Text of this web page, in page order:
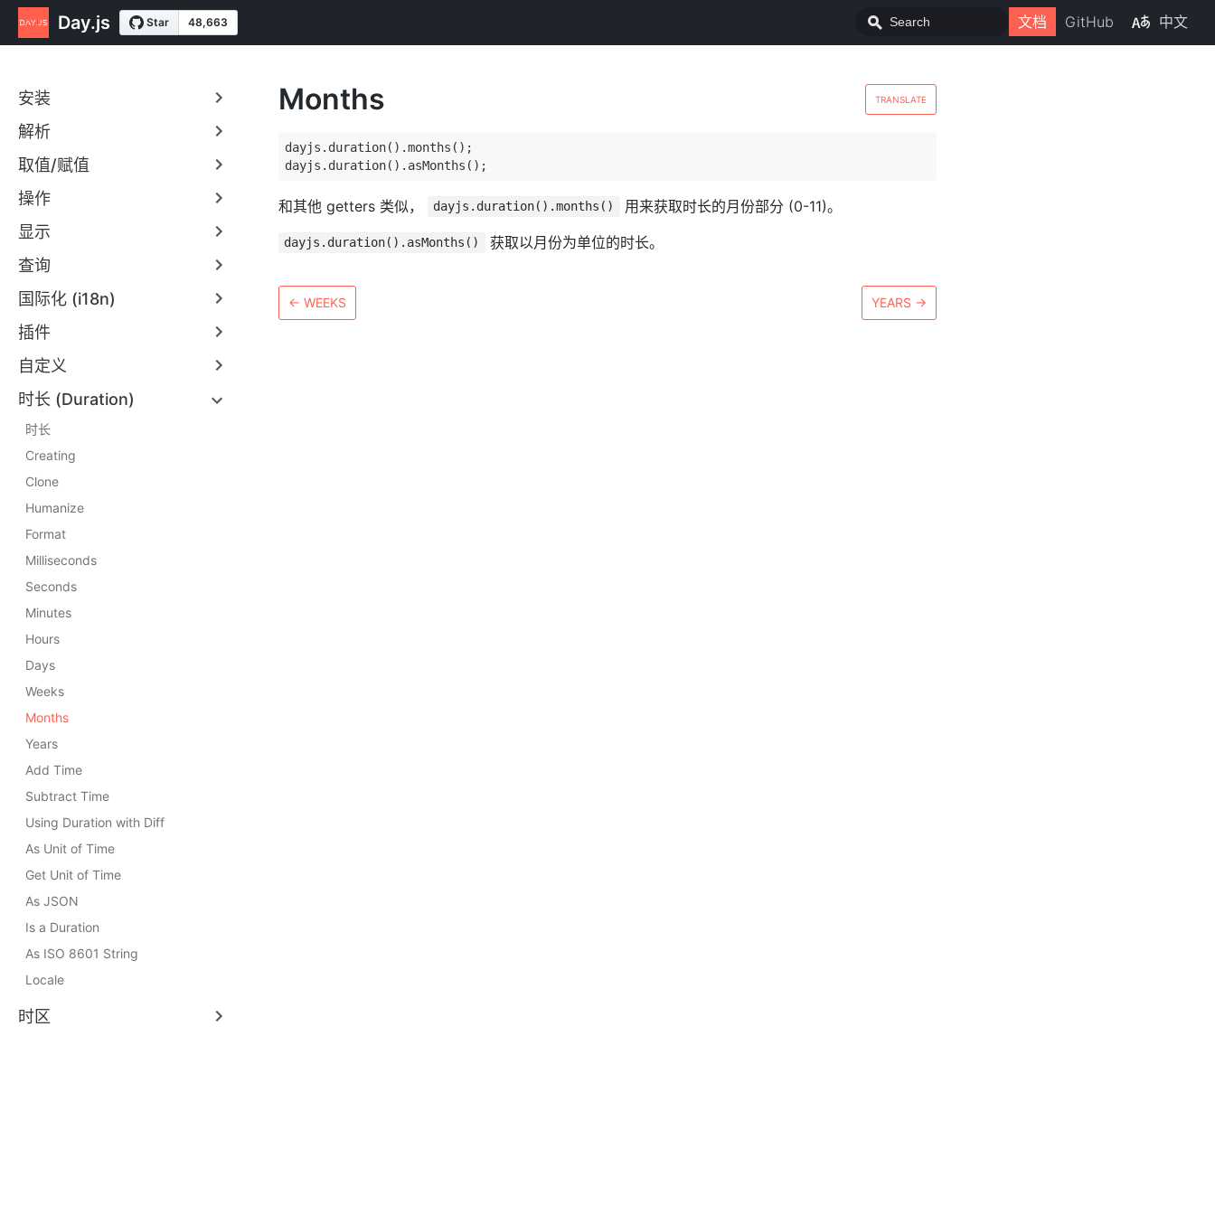
Day.js 文档 GitHub 中文
安装
解析
取值/赋值
操作
显示
查询
国际化 (i18n)
插件
自定义
时长 (Duration)
时长
Creating
Clone
Humanize
Format
Milliseconds
Seconds
Minutes
Hours
Days
Weeks
Months
Years
Add Time
Subtract Time
Using Duration with Diff
As Unit of Time
Get Unit of Time
As JSON
Is a Duration
As ISO 8601 String
Locale
时区
TRANSLATE
Months
dayjs.duration().months();
和其他 getters 类似， dayjs.duration().months() 用来获取时长的月份部分 (0-11)。
dayjs.duration().asMonths() 获取以月份为单位的时长。
← WEEKS YEARS →